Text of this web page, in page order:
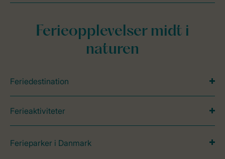
Ferieopplevelser midt i
naturen
Feriedestination
Ferieaktiviteter
Ferieparker i Danmark